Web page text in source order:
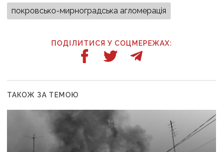
покровсько-мирноградська агломерація
ПОДІЛИТИСЯ У СОЦМЕРЕЖАХ:
ТАКОЖ ЗА ТЕМОЮ